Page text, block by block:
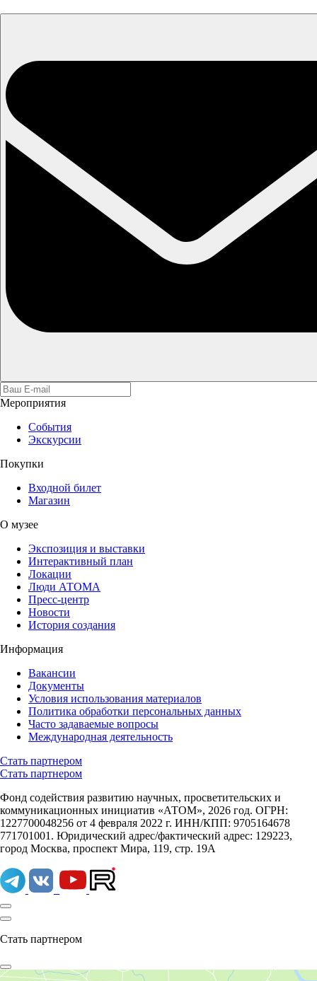
Мероприятия
События
Экскурсии
Покупки
Входной билет
Магазин
О музее
Экспозиция и выставки
Интерактивный план
Локации
Люди АТОМА
Пресс-центр
Новости
История создания
Информация
Вакансии
Документы
Условия использования материалов
Политика обработки персональных данных
Часто задаваемые вопросы
Международная деятельность
Стать партнером
Стать партнером
Фонд содействия развитию научных, просветительских и
коммуникационных инициатив «АТОМ», 2026 год. ОГРН:
1227700048256 от 4 февраля 2022 г. ИНН/КПП: 9705164678
771701001. Юридический адрес/фактический адрес: 129223,
город Москва, проспект Мира, 119, стр. 19А
Стать партнером